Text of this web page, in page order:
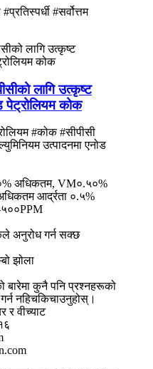
#सर्वोत्तम
लागि उत्कृष्ट
पेट्रोलियम कोक
#कोक #सीपीसी
उत्पादनमा एनोड
अधिकतम, VM०.५०%
आर्द्रता ०.५%
अनुरोध गर्न सक्छ
झोला
बारेमा कुनै पनि प्रश्नहरूको
नहिचकिचाउनुहोस्।
र वीच्याट